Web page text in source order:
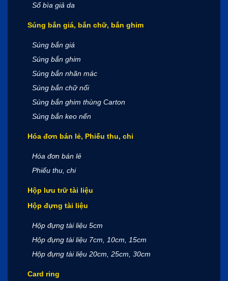
Sổ bìa giả da
Súng bắn giá, bắn chữ, bắn ghim
Súng bắn giá
Súng bắn ghim
Súng bắn nhãn mác
Súng bắn chữ nổi
Súng bắn ghim thùng Carton
Súng bắn keo nến
Hóa đơn bán lẻ, Phiếu thu, chi
Hóa đơn bán lẻ
Phiếu thu, chi
Hộp lưu trữ tài liệu
Hộp đựng tài liệu
Hộp đựng tài liệu 5cm
Hộp đựng tài liệu 7cm, 10cm, 15cm
Hộp đựng tài liệu 20cm, 25cm, 30cm
Card ring